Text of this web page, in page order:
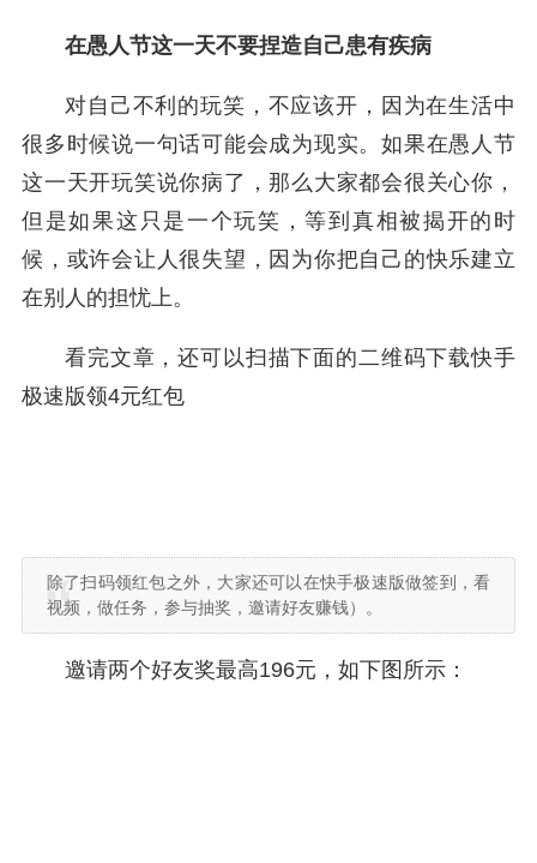
在愚人节这一天不要捏造自己患有疾病
对自己不利的玩笑，不应该开，因为在生活中
很多时候说一句话可能会成为现实。如果在愚人节
这一天开玩笑说你病了，那么大家都会很关心你，
但是如果这只是一个玩笑，等到真相被揭开的时
候，或许会让人很失望，因为你把自己的快乐建立
在别人的担忧上。
看完文章，还可以扫描下面的二维码下载快手
极速版领4元红包
除了扫码领红包之外，大家还可以在快手极速版做签到，看
视频，做任务，参与抽奖，邀请好友赚钱）。
邀请两个好友奖最高196元，如下图所示：